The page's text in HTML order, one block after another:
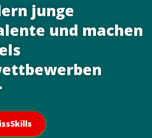
junge
und machen